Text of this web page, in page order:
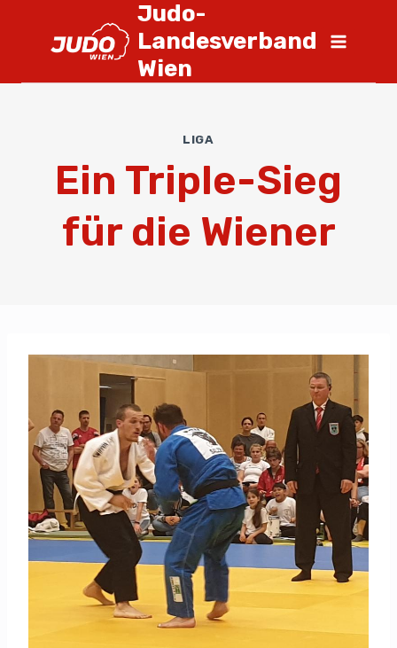
Judo-
Landesverband
Wien
LIGA
Ein Triple-Sieg
für die Wiener